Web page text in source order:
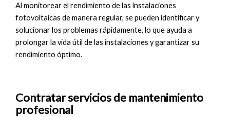
Al monitorear el rendimiento de las instalaciones
fotovoltaicas de manera regular, se pueden identificar y
solucionar los problemas rápidamente, lo que ayuda a
prolongar la vida útil de las instalaciones y garantizar su
rendimiento óptimo.
Contratar servicios de mantenimiento
profesional